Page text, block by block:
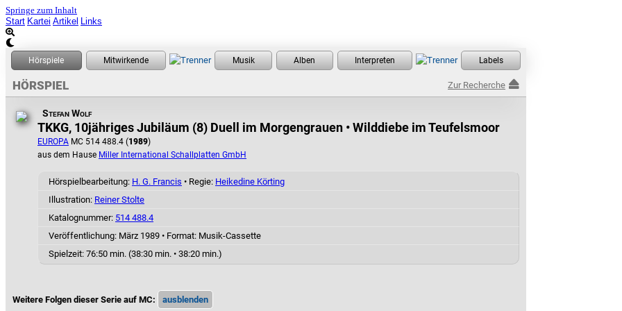
Springe zum Inhalt
Start Kartei Artikel Links
HÖRSPIEL Zur Recherche
Stefan Wolf
TKKG, 10jähriges Jubiläum (8) Duell im Morgengrauen • Wilddiebe im Teufelsmoor
EUROPA MC 514 488.4 (1989)
aus dem Hause Miller International Schallplatten GmbH
Hörspielbearbeitung: H. G. Francis • Regie: Heikedine Körting
Illustration: Reiner Stolte
Katalognummer: 514 488.4
Veröffentlichung: März 1989 • Format: Musik-Cassette
Spielzeit: 76:50 min. (38:30 min. • 38:20 min.)
Weitere Folgen dieser Serie auf MC: